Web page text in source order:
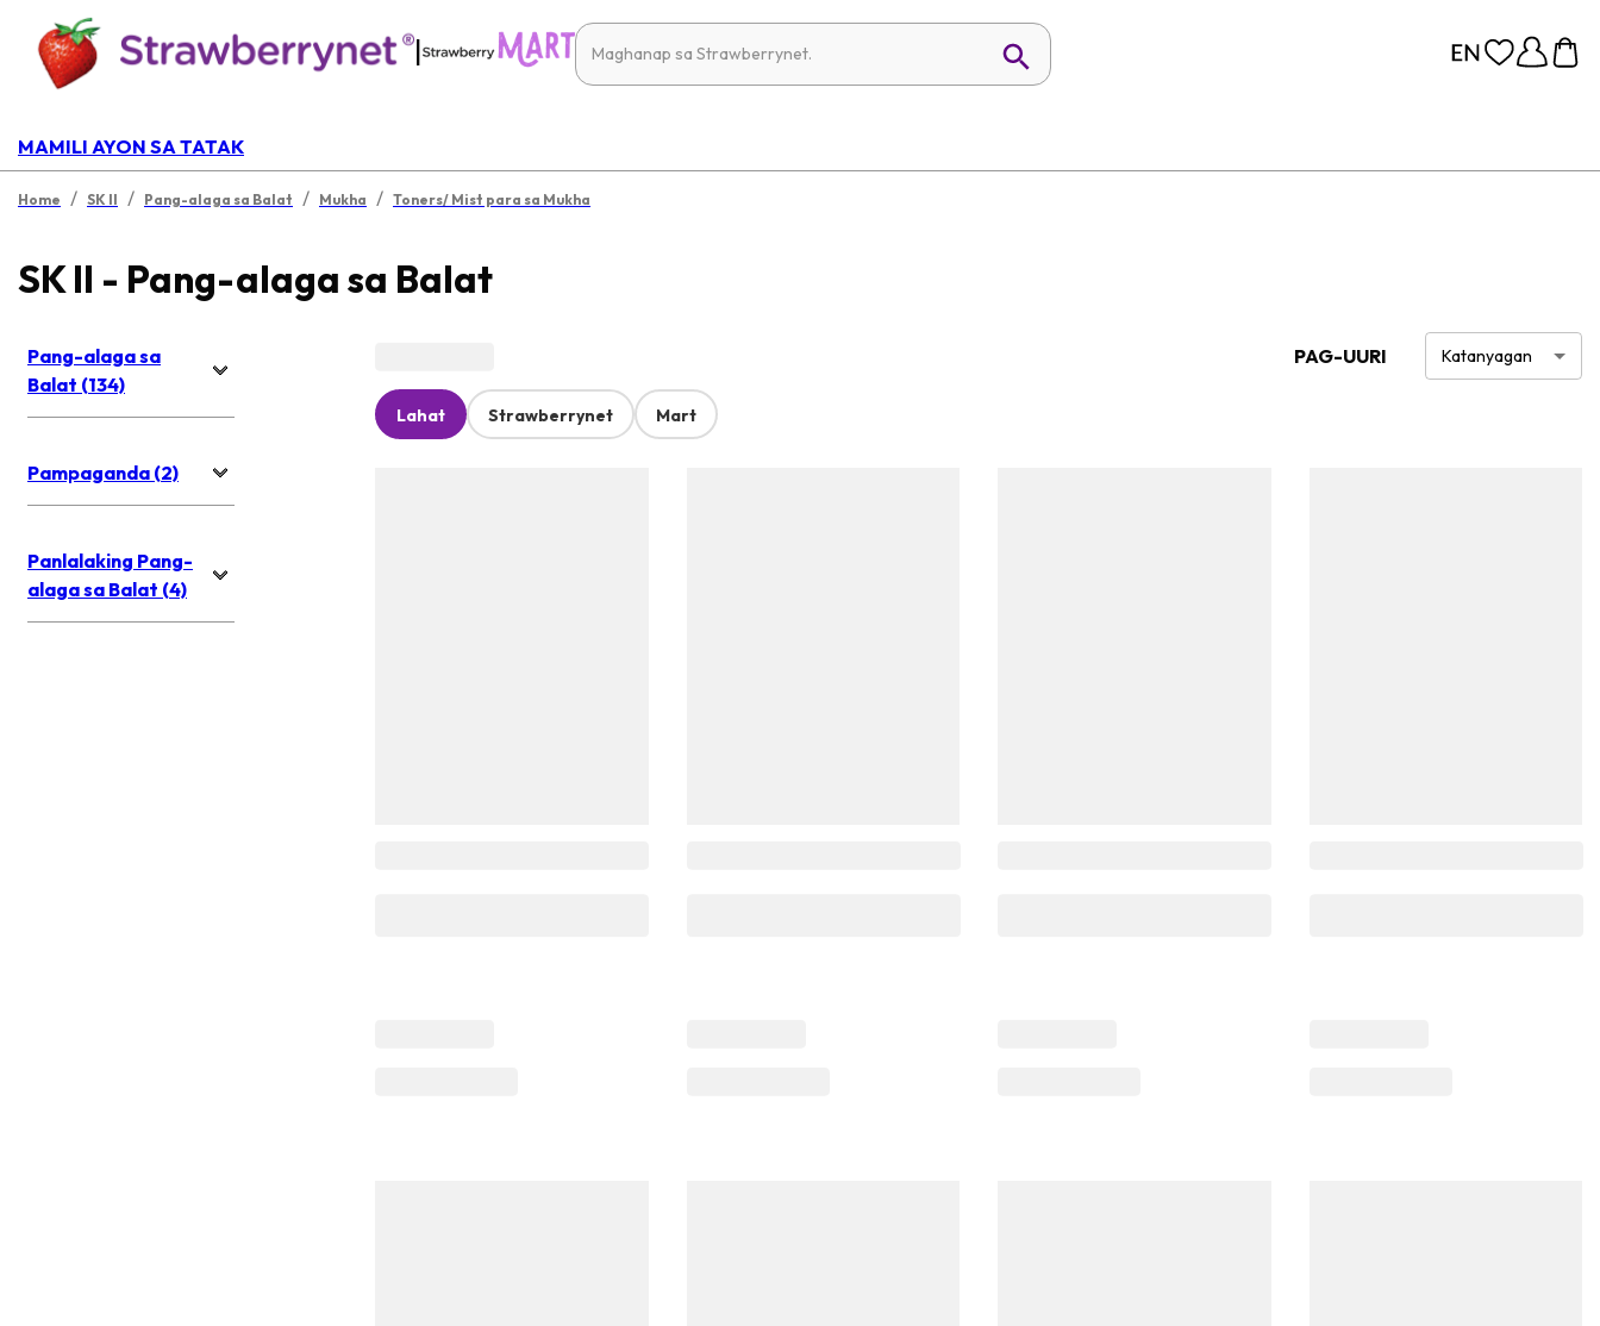
|
MAMILI AYON SA TATAK
Home / SK II / Pang-alaga sa Balat / Mukha / Toners/ Mist para sa Mukha
SK II - Pang-alaga sa Balat
Pang-alaga sa
Balat (134)
Pampaganda (2)
Panlalaking Pang-
alaga sa Balat (4)
PAG-UURI Katanyagan
Lahat Strawberrynet Mart